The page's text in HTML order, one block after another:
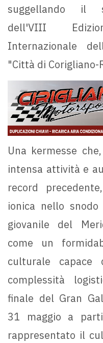
suggellando il
dell'VIII
Internazionale
"Città di Corigliano-
Una kermesse
intensa attività e
record
ionica nello
giovanile del
come un
culturale
complessità
finale del Gran
31 maggio a
rappresentato il